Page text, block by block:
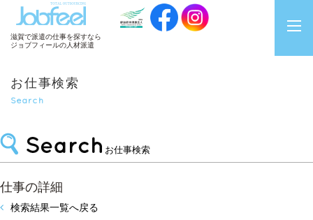
JobFeel
滋賀で派遣の仕事を探すなら
ジョブフィールの人材派遣
お仕事検索
Search
お仕事検索
仕事の詳細
検索結果一覧へ戻る